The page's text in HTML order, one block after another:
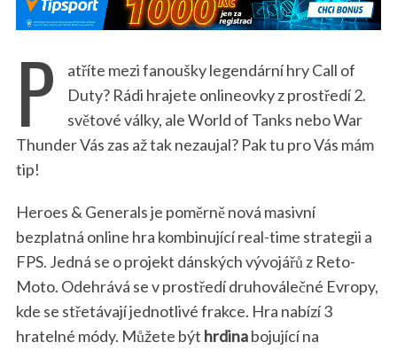
P
atříte mezi fanoušky legendární hry Call of
Duty? Rádi hrajete onlineovky z prostředí 2.
světové války, ale World of Tanks nebo War
Thunder Vás zas až tak nezaujal? Pak tu pro Vás mám
tip!
Heroes & Generals je poměrně nová masivní
bezplatná online hra kombinující real-time strategii a
FPS. Jedná se o projekt dánských vývojářů z Reto-
Moto. Odehrává se v prostředí druhoválečné Evropy,
kde se střetávají jednotlivé frakce. Hra nabízí 3
hratelné módy. Můžete být hrdinabojující na